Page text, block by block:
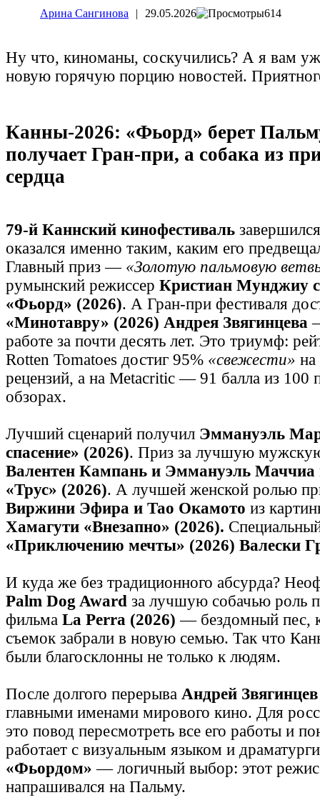
Арина Сангинова | 29.05.2026 614
Ну что, киноманы, соскучились? А я вам
новую горячую порцию новостей.
Канны-2026: «Фьорд» берет
получает Гран-при, а собака из
сердца
79-й Каннский кинофестиваль
оказался именно таким, каким его
Главный приз — «Золотую пальмовую
румынский режиссер Кристиан Мунджиу
«Фьорд» (2026). А Гран-при фестиваля
«Минотавру» (2026) Андрея Звягинцева
работе за почти десять лет. Это триумф:
Rotten Tomatoes достиг 95% «свежести» на
рецензий, а на Metacritic — 91 балла из 100
обзорах.
Лучший сценарий получил Эммануэль
спасение» (2026). Приз за лучшую
Валентен Кампань и Эммануэль Маччиа
«Трус» (2026). А лучшей женской ролью
Виржини Эфира и Тао Окамото из
Хамагути «Внезапно» (2026).
«Приключению мечты» (2026) Валески
И куда же без традиционного абсурда?
Palm Dog Award за лучшую собачью роль
фильма La Perra (2026) — бездомный пес,
съемок забрали в новую семью. Так что
были благосклонны не только к людям.
После долгого перерыва Андрей Звягинцев
главными именами мирового кино. Для
это повод пересмотреть все его работы и
работает с визуальным языком и
«Фьордом»— логичный выбор: этот
напрашивался на Пальму.